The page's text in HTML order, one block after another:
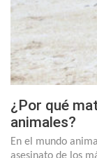
¿Por qué
animales?
En el mundo